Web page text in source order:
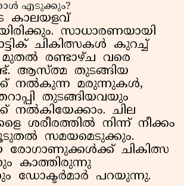
എടുക്കും?
കാലയളവ്
സാധാരണയായി
ചികിത്സകൾ കുറച്ച്
രണ്ടാഴ്ച വരെ
ആസ്ത്മ തുടങ്ങിയ
നൽകുന്ന മരുന്നുകൾ,
തുടങ്ങിയവയും
നൽകിയേക്കാം. ചില
ശരീരത്തിൽ നിന്ന് നീക്കം
സമയമെടുക്കും.
രോഗാണുക്കൾക്ക് ചികിത്സ
കാത്തിരുന്നു
ഡോക്ടർമാർ പറയുന്നു.